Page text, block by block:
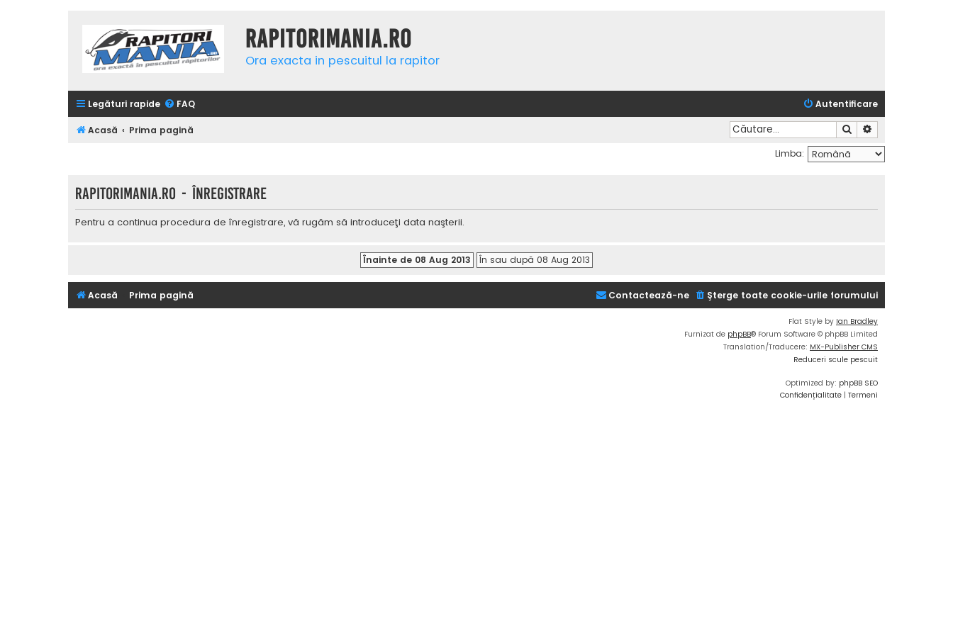
Rapitorimania.ro
Ora exacta in pescuitul la rapitor
Legături rapide FAQ Autentificare
Acasă Prima pagină Căutare
Limba:
Rapitorimania.ro - Înregistrare
Pentru a continua procedura de înregistrare, vă rugăm să introduceţi data naşterii.
Acasă Prima pagină Şterge toate cookie-urile forumului
Contactează-ne
Flat Style by Ian Bradley
Furnizat de phpBB® Forum Software © phpBB Limited
Translation/Traducere: MX-Publisher CMS
Reduceri scule pescuit
Optimized by: phpBB SEO
Confidențialitate | Termeni